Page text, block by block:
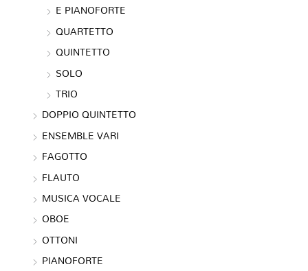
E PIANOFORTE
QUARTETTO
QUINTETTO
SOLO
TRIO
DOPPIO QUINTETTO
ENSEMBLE VARI
FAGOTTO
FLAUTO
MUSICA VOCALE
OBOE
OTTONI
PIANOFORTE